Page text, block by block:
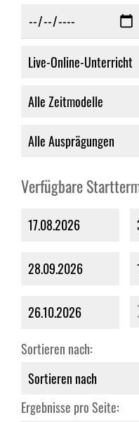
Verfügbare
17.08.2026
28.09.2026
26.10.2026
Sortieren nach:
Ergebnisse pro Seite: